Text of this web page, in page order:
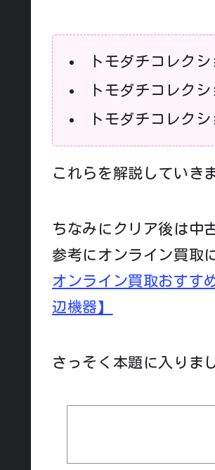
トモダチコレク
トモダチコレク
トモダチコレク
これらを解説していき
ちなみにクリア後は中
参考にオンライン買取
オンライン買取おすす
辺機器】
さっそく本題に入りま